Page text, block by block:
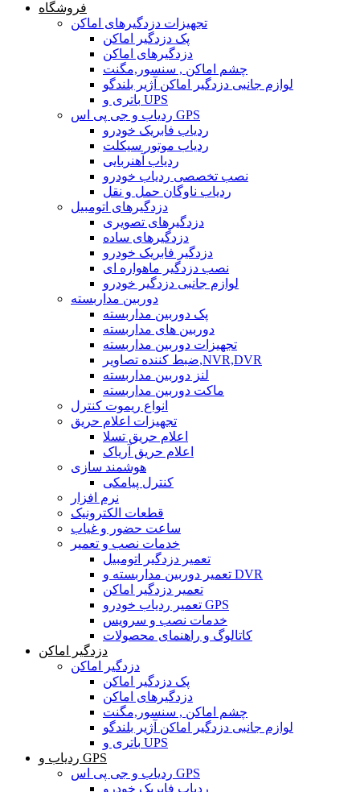
فروشگاه
تجهیزات دزدگیرهای اماکن
پک دزدگیر اماکن
دزدگیرهای اماکن
چشم اماکن , سنسور,مگنت
لوازم جانبی دزدگیر اماکن آژیر بلندگو
باتری و UPS
ردیاب و جی پی اس GPS
ردیاب فابریک خودرو
ردیاب موتور سیکلت
ردیاب آهنربایی
نصب تخصصی ردیاب خودرو
ردیاب ناوگان حمل و نقل
دزدگیرهای اتومبیل
دزدگیرهای تصویری
دزدگیرهای ساده
دزدگیر فابریک خودرو
نصب دزدگیر ماهواره ای
لوازم جانبی دزدگیر خودرو
دوربین مداربسته
پک دوربین مداربسته
دوربین های مداربسته
تجهیزات دوربین مداربسته
ضبط کننده تصاویر,NVR,DVR
لنز دوربین مداربسته
ماکت دوربین مداربسته
انواع ریموت کنترل
تجهیزات اعلام حریق
اعلام حریق تسلا
اعلام حریق آریاک
هوشمند سازی
کنترل پیامکی
نرم افزار
قطعات الکترونیک
ساعت حضور و غیاب
خدمات نصب و تعمیر
تعمیر دزدگیر اتومبیل
تعمیر دوربین مداربسته و DVR
تعمیر دزدگیر اماکن
تعمیر ردیاب خودرو GPS
خدمات نصب و سرویس
کاتالوگ و راهنمای محصولات
دزدگیر اماکن
دزدگیر اماکن
پک دزدگیر اماکن
دزدگیرهای اماکن
چشم اماکن , سنسور,مگنت
لوازم جانبی دزدگیر اماکن آژیر بلندگو
باتری و UPS
ردیاب و GPS
ردیاب و جی پی اس GPS
ردیاب فابریک خودرو